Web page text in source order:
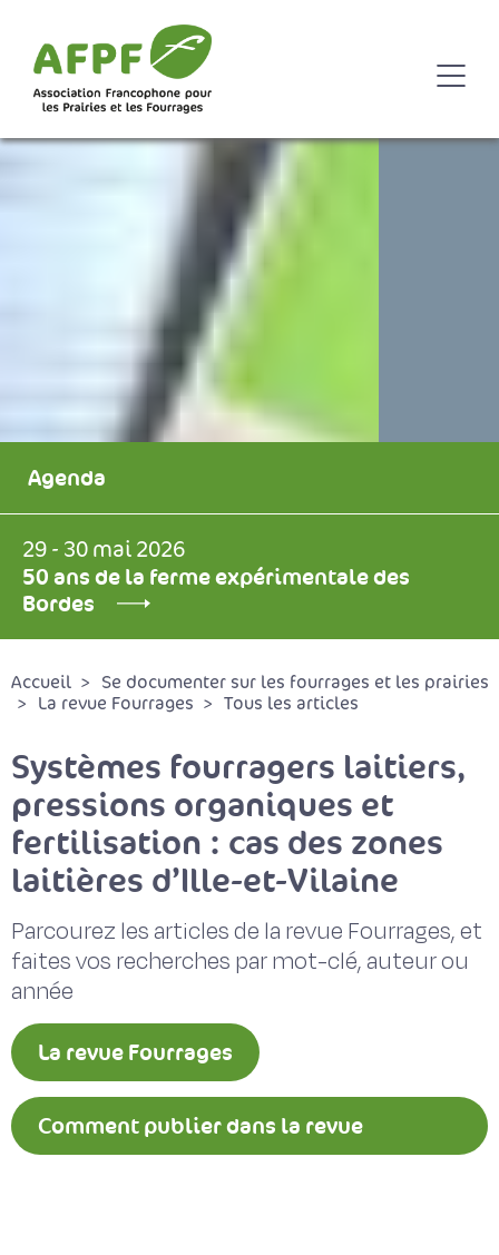
Agenda
29 - 30 mai 2026
50 ans de la ferme expérimentale des
Bordes
Accueil
Se documenter sur les fourrages et les prairies
La revue Fourrages
Tous les articles
Systèmes fourragers laitiers,
pressions organiques et
fertilisation : cas des zones
laitières d’Ille-et-Vilaine
Parcourez les articles de la revue Fourrages, et
faites vos recherches par mot-clé, auteur ou
année
La revue Fourrages
Comment publier dans la revue